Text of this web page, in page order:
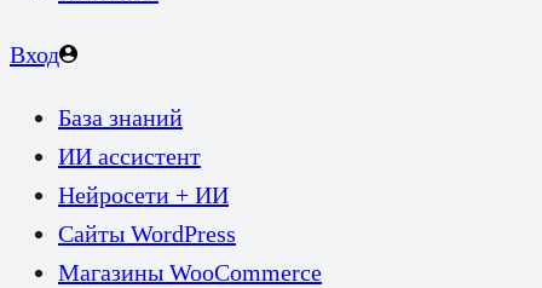
Вход
База знаний
ИИ ассистент
Нейросети + ИИ
Сайты WordPress
Магазины WooCommerce